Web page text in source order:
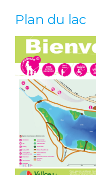
Plan du lac